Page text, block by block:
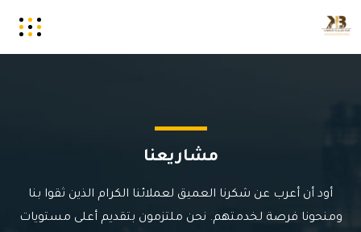
مشاريعنا
أود أن أعرب عن شكرنا العميق لعملائنا الكرام الذين ثقوا بنا
ومنحونا فرصة لخدمتهم. نحن ملتزمون بتقديم أعلى مستويات